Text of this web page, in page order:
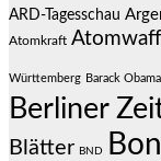
ARD-Tagesschau
Atomkraft
Württemberg Barack Obama
Berliner
Blätter BND